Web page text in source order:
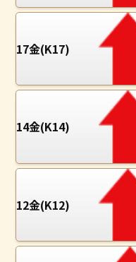
17金(K17)
14金(K14)
12金(K12)